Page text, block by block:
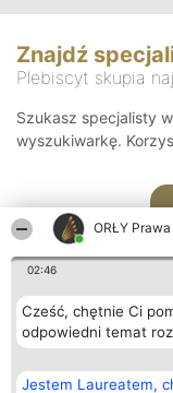
ORŁY Prawa
02:46
Cześć, chętnie Ci
odpowiedni temat
Jestem Laureatem,
Znajdź
Plebiscyt skupia
Szukasz specjalisty
wyszukiwarkę.
Organizator plebiscytu
Bright Side Solutions sp. z o.